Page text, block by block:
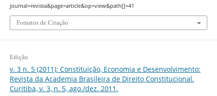
journal=revista&page=article&op=view&path[]=41
Fomatos de Citação
Edição
v. 3 n. 5 (2011): Constituição, Economia e Desenvolvimento:
Revista da Academia Brasileira de Direito Constitucional.
Curitiba, v. 3, n. 5, ago./dez. 2011.